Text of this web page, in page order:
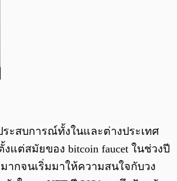
ะสบการณ์ทั้งในและต่างประเทศ
งแต่สมัยของ bitcoin faucet ในช่วงปี
ากจนเริ่มมาให้ความสนใจกับวง